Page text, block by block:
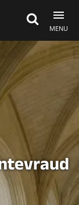
MENU